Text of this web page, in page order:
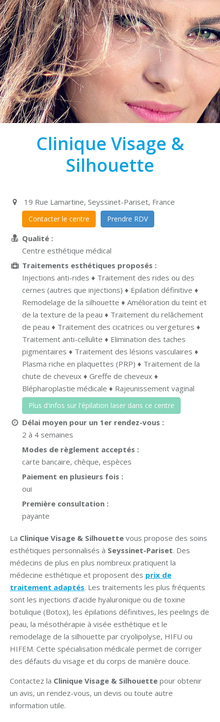
Clinique Visage &
Silhouette
19 Rue Lamartine, Seyssinet-Pariset, France
Contacter le centre Prendre RDV
Qualité :
Centre esthétique médical
Traitements esthétiques proposés :
Injections anti-rides ♦ Traitement des rides ou des
cernes (autres que injections) ♦ Epilation définitive ♦
Remodelage de la silhouette ♦ Amélioration du teint et
de la texture de la peau ♦ Traitement du relâchement
de peau ♦ Traitement des cicatrices ou vergetures ♦
Traitement anti-cellulite ♦ Elimination des taches
pigmentaires ♦ Traitement des lésions vasculaires ♦
Plasma riche en plaquettes (PRP) ♦ Traitement de la
chute de cheveux ♦ Greffe de cheveux ♦
Blépharoplastie médicale ♦ Rajeunissement vaginal
Plus d'infos sur l'épilation laser dans ce centre
Délai moyen pour un 1er rendez-vous :
2 à 4 semaines
Modes de règlement acceptés :
carte bancaire, chèque, espèces
Paiement en plusieurs fois :
oui
Première consultation :
payante
La Clinique Visage & Silhouette vous propose des soins
esthétiques personnalisés à Seyssinet-Pariset. Des
médecins de plus en plus nombreux pratiquent la
médecine esthétique et proposent des prix de
traitement adaptés. Les traitements les plus fréquents
sont les injections d’acide hyaluronique ou de toxine
botulique (Botox), les épilations définitives, les peelings de
peau, la mésothérapie à visée esthétique et le
remodelage de la silhouette par cryolipolyse, HIFU ou
HIFEM. Cette spécialisation médicale permet de corriger
des défauts du visage et du corps de manière douce.
Contactez la Clinique Visage & Silhouette pour obtenir
un avis, un rendez-vous, un devis ou toute autre
information utile.